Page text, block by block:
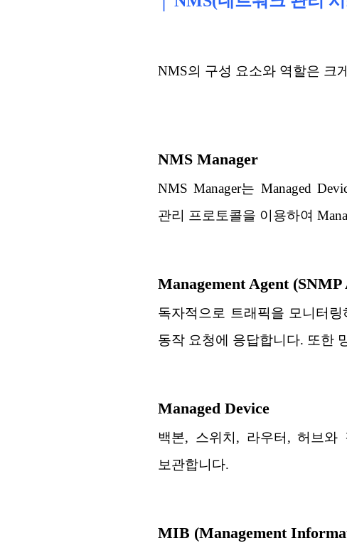
NMS의 구성 요소와 역할은 크
NMS Manager
NMS Manager는 Managed
관리 프로토콜을 이용하여
Management Agent (SNMP
독자적으로 트래픽을 모니터
동작 요청에 응답합니다. 또한
Managed Device
백본, 스위치, 라우터, 허브와
보관합니다.
MIB (Management